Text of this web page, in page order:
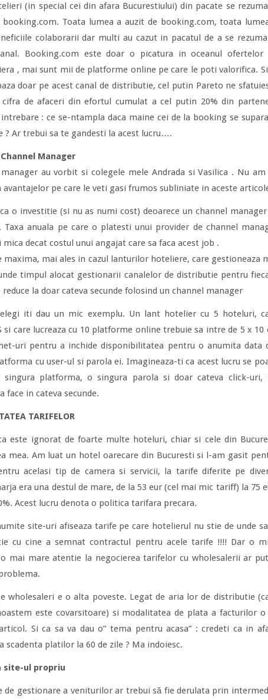
(in special cei din afara Bucurestiului) din pacate se
booking.com. Toata lumea a auzit de booking.com, toata
colaborarii dar multi au cazut in pacatul de a se
Booking.com este doar o picatura in oceanul ofertelor
, mai sunt mii de platforme online pe care le poti valorifica.
doar pe acest canal de distributie, cel putin Pareto ne
de afaceri din efortul cumulat a cel putin 20% din
: ce se-ntampla daca maine cei de la booking se
? Ar trebui sa te gandesti la acest lucru….
Manager
au vorbit si colegele mele Andrada si Vasilica . Nu am
avantajelor pe care le veti gasi frumos subliniate in aceste
o investitie (si nu as numi cost) deoarece un channel
Taxa anuala pe care o platesti unui provider de channel
decat costul unui angajat care sa faca acest job .
maxima, mai ales in cazul lanturilor hoteliere, care gestioneaza
timpul alocat gestionarii canalelor de distributie pentru
la doar cateva secunde folosind un channel manager
iti dau un mic exemplu. Un lant hotelier cu 5 hoteluri,
si care lucreaza cu 10 platforme online trebuie sa intre de 5 x 10
uri pentru a inchide disponibilitatea pentru o anumita data
cu user-ul si parola ei. Imagineaza-ti ca acest lucru se
singura platforma, o singura parola si doar cateva click-uri,
face in cateva secunde.
TARIFELOR
este ignorat de foarte multe hoteluri, chiar si cele din
mea. Am luat un hotel oarecare din Bucuresti si l-am gasit
acelasi tip de camera si servicii, la tarife diferite pe
era una destul de mare, de la 53 eur (cel mai mic tariff) la 75
Acest lucru denota o politica tarifara precara.
site-uri afiseaza tarife pe care hotelierul nu stie de unde
cu cine a semnat contractul pentru acele tarife !!!! Dar o
mai mare atentie la negocierea tarifelor cu wholesalerii ar
wholesaleri e o alta poveste. Legat de aria lor de distributie
este covarsitoare) si modalitatea de plata a facturilor o
Si ca sa va dau o” tema pentru acasa” : credeti ca in
scadenta platilor la 60 de zile ? Ma indoiesc.
site-ul propriu
de gestionare a veniturilor ar trebui să fie derulata prin